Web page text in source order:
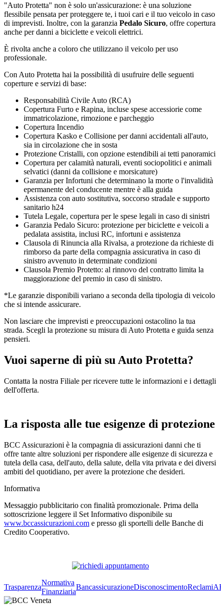
"Auto Protetta" non è solo un'assicurazione: è una soluzione
flessibile pensata per proteggere te, i tuoi cari e il tuo veicolo in caso
di imprevisti. Inoltre, con la garanzia Pedalo Sicuro, offre copertura
anche per danni a biciclette e veicoli elettrici.
È rivolta anche a coloro che utilizzano il veicolo per uso
professionale.
Con Auto Protetta hai la possibilità di usufruire delle seguenti
coperture e servizi di base:
Responsabilità Civile Auto (RCA)
Copertura Furto e Rapina, incluse spese accessiorie come
immatricolazione, rimozione e parcheggio
Copertura Incendio
Copertura Kasko e Collisione per danni accidentali all'auto,
sia in circolazione che in sosta
Protezione Cristalli, con opzione estendibili ai tetti panoramici
Copertura per calamità naturali, eventi sociopolitici e animali
selvatici (danni da collisione e morsicature)
Garanzia per Infortuni che determinano la morte o l'invalidità
epermanente del conducente mentre è alla guida
Assistenza con auto sostitutiva, soccorso stradale e supporto
sanitario h24
Tutela Legale, copertura per le spese legali in caso di sinistri
Garanzia Pedalo Sicuro: protezione per biciclette e veicoli a
pedalata assistita, inclusi RC, infortuni e assistenza
Clausola di Rinuncia alla Rivalsa, a protezione da richieste di
rimborso da parte della compagnia assicurativa in caso di
sinistro avvenuto in determinate condizioni
Clausola Premio Protetto: al rinnovo del contratto limita la
maggiorazione del premio in caso di sinistro.
*Le garanzie disponibili variano a seconda della tipologia di veicolo
che si intende assicurare.
Non lasciare che imprevisti e preoccupazioni ostacolino la tua
strada. Scegli la protezione su misura di Auto Protetta e guida senza
pensieri.
Vuoi saperne di più su Auto Protetta?
Contatta la nostra Filiale per ricevere tutte le informazioni e i dettagli
dell'offerta.
La risposta alle tue esigenze di protezione
BCC Assicurazioni è la compagnia di assicurazioni danni che ti
offre tante altre soluzioni per rispondere alle esigenze di sicurezza e
tutela della casa, dell'auto, della salute, della vita privata e dei diversi
ambiti del quotidiano, per avere la protezione che desideri.
Informativa
Messaggio pubblicitario con finalità promozionale. Prima della
sottoscrizione leggere il Set Informativo disponibile su
www.bccassicurazioni.com e presso gli sportelli delle Banche di
Credito Cooperativo.
Trasparenza
Normativa
Finanziaria
BancassicurazioneDisconoscimentoReclami